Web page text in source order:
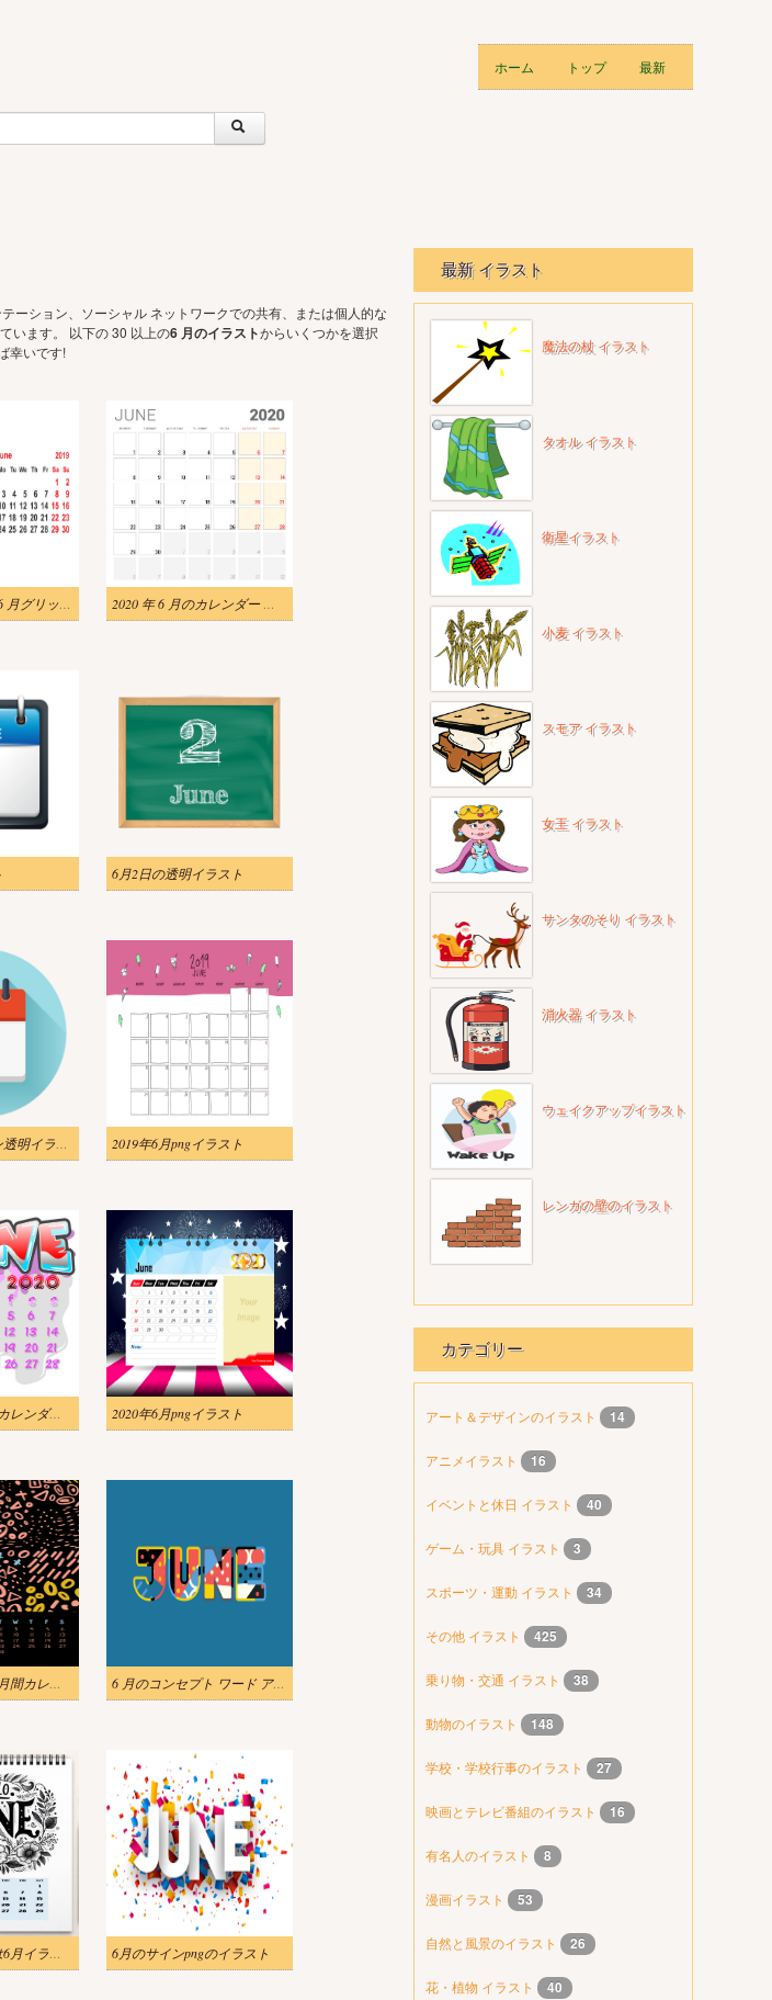
ホーム トップ 最新
ーション、ソーシャル ネットワークでの共有、または個人的な
います。 以下の 30 以上の6 月のイラストからいくつかを選択
幸いです!
カレンダー 2019 6 月グリッド テンプレート PNG イラスト 2020 年 6 月のカレンダー プランナー png イラスト
6月2日の透明イラスト
6月6日のアイコン透明イラスト 2019年6月pngイラスト
2020年6月の月間カレンダーpngイラスト 2020年6月pngイラスト
6月のカラフルな月間カレンダーpngのイラスト 6 月のコンセプト ワード アート PNG のイラスト
2024年こんにちは6月イラスト 6月のサインpngのイラスト
最新 イラスト
魔法の杖 イラスト
タオル イラスト
衛星イラスト
小麦 イラスト
スモア イラスト
女王 イラスト
サンタのそり イラスト
消火器 イラスト
ウェイクアップイラスト
レンガの壁のイラスト
カテゴリー
アート＆デザインのイラスト 14
アニメイラスト 16
イベントと休日 イラスト 40
ゲーム・玩具 イラスト 3
スポーツ・運動 イラスト 34
その他 イラスト 425
乗り物・交通 イラスト 38
動物のイラスト 148
学校・学校行事のイラスト 27
映画とテレビ番組のイラスト 16
有名人のイラスト 8
漫画イラスト 53
自然と風景のイラスト 26
花・植物 イラスト 40